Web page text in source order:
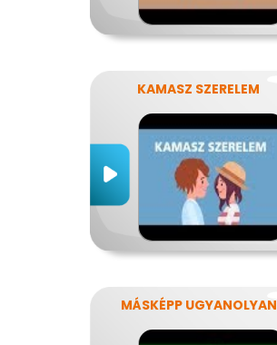
KAMASZ SZERELEM
MÁSKÉPP UGYANOLYAN